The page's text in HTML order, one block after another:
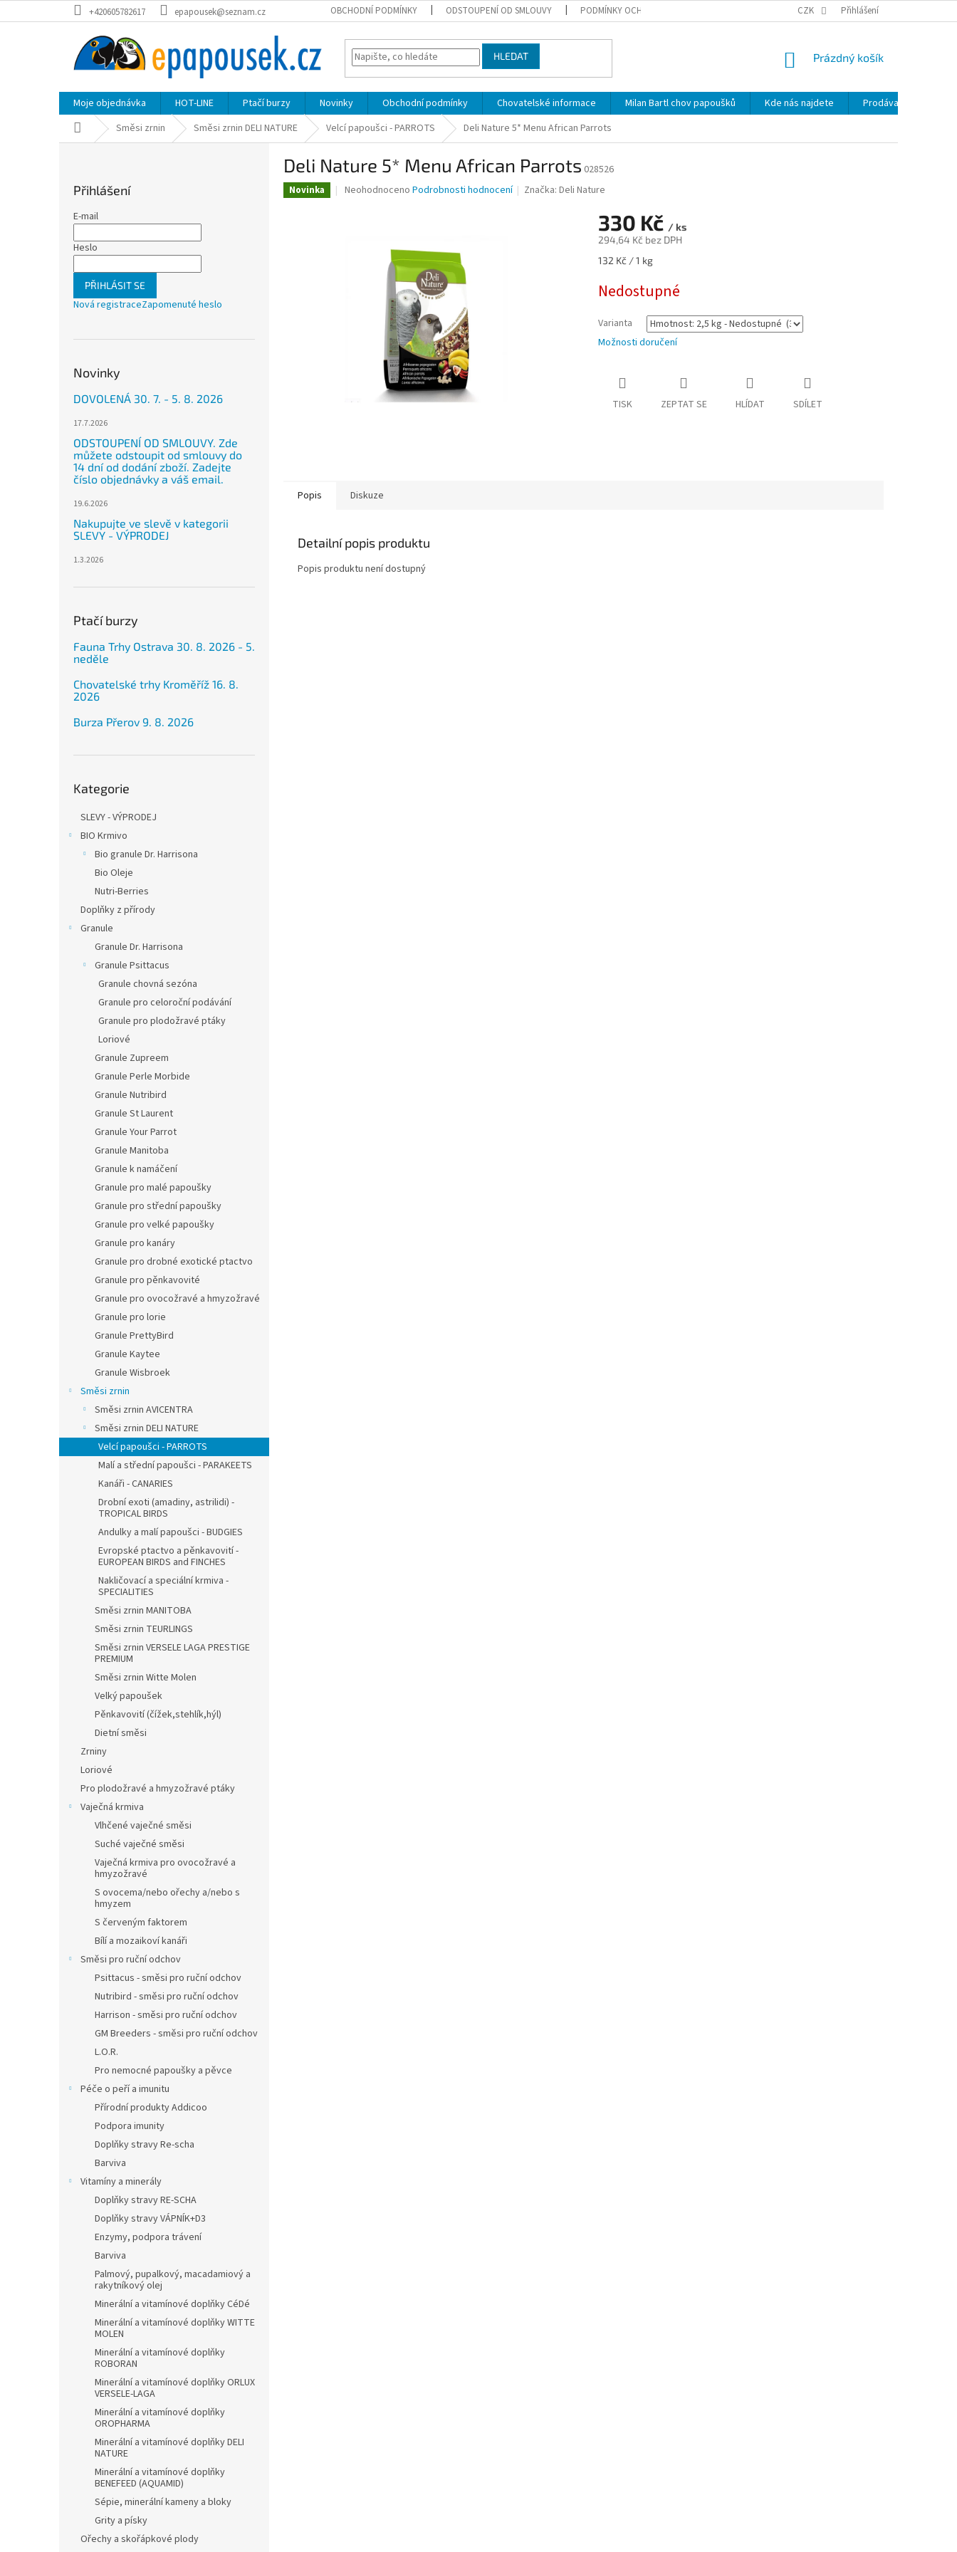
na
+420605782617 epapousek@seznam.cz OBCHODNÍ PODMÍNKY ODSTOUPENÍ OD SMLOUVY PODMÍNKY OCHRANY OSOBNÍCH ÚDAJŮ NOVINKY MAPA SERVERU
CZK Přihlášení
HLEDAT
NÁKUPNÍ
Prázdný košík
Moje objednávka HOT-LINE Ptačí burzy Novinky Obchodní podmínky Chovatelské informace Milan Bartl chov papoušků Kde nás najdete
Prodávané značky
Domů Směsi zrnin Směsi zrnin DELI NATURE Velcí papoušci - PARROTS Deli Nature 5* Menu African Parrots
Přihlášení
E-mail
Heslo
PŘIHLÁSIT SE
Nová registraceZapomenuté heslo
Novinky
DOVOLENÁ 30. 7. - 5. 8. 2026
17.7.2026
ODSTOUPENÍ OD SMLOUVY. Zde
můžete odstoupit od smlouvy do
14 dní od dodání zboží. Zadejte
číslo objednávky a váš email.
19.6.2026
Nakupujte ve slevě v kategorii
SLEVY - VÝPRODEJ
1.3.2026
Ptačí burzy
Fauna Trhy Ostrava 30. 8. 2026 - 5.
neděle
Chovatelské trhy Kroměříž 16. 8.
2026
Burza Přerov 9. 8. 2026
kategorie
Kategorie
SLEVY - VÝPRODEJ
BIO Krmivo
Bio granule Dr. Harrisona
Bio Oleje
Nutri-Berries
Doplňky z přírody
Granule
Granule Dr. Harrisona
Granule Psittacus
Granule chovná sezóna
Granule pro celoroční podávání
Granule pro plodožravé ptáky
Loriové
Granule Zupreem
Granule Perle Morbide
Granule Nutribird
Granule St Laurent
Granule Your Parrot
Granule Manitoba
Granule k namáčení
Granule pro malé papoušky
Granule pro střední papoušky
Granule pro velké papoušky
Granule pro kanáry
Granule pro drobné exotické ptactvo
Granule pro pěnkavovité
Granule pro ovocožravé a hmyzožravé
Granule pro lorie
Granule PrettyBird
Granule Kaytee
Granule Wisbroek
Směsi zrnin
Směsi zrnin AVICENTRA
Směsi zrnin DELI NATURE
Velcí papoušci - PARROTS
Malí a střední papoušci - PARAKEETS
Kanáři - CANARIES
Drobní exoti (amadiny, astrilidi) -
TROPICAL BIRDS
Andulky a malí papoušci - BUDGIES
Evropské ptactvo a pěnkavovití -
EUROPEAN BIRDS and FINCHES
Nakličovací a speciální krmiva -
SPECIALITIES
Směsi zrnin MANITOBA
Směsi zrnin TEURLINGS
Směsi zrnin VERSELE LAGA PRESTIGE
PREMIUM
Směsi zrnin Witte Molen
Velký papoušek
Pěnkavovití (čížek,stehlík,hýl)
Dietní směsi
Zrniny
Loriové
Pro plodožravé a hmyzožravé ptáky
Vaječná krmiva
Vlhčené vaječné směsi
Suché vaječné směsi
Vaječná krmiva pro ovocožravé a
hmyzožravé
S ovocema/nebo ořechy a/nebo s
hmyzem
S červeným faktorem
Bílí a mozaikoví kanáři
Směsi pro ruční odchov
Psittacus - směsi pro ruční odchov
Nutribird - směsi pro ruční odchov
Harrison - směsi pro ruční odchov
GM Breeders - směsi pro ruční odchov
L.O.R.
Pro nemocné papoušky a pěvce
Péče o peří a imunitu
Přírodní produkty Addicoo
Podpora imunity
Doplňky stravy Re-scha
Barviva
Vitamíny a minerály
Doplňky stravy RE-SCHA
Doplňky stravy VÁPNÍK+D3
Enzymy, podpora trávení
Barviva
Palmový, pupalkový, macadamiový a
rakytníkový olej
Minerální a vitamínové doplňky CéDé
Minerální a vitamínové doplňky WITTE
MOLEN
Minerální a vitamínové doplňky
ROBORAN
Minerální a vitamínové doplňky ORLUX
VERSELE-LAGA
Minerální a vitamínové doplňky
OROPHARMA
Minerální a vitamínové doplňky DELI
NATURE
Minerální a vitamínové doplňky
BENEFEED (AQUAMID)
Sépie, minerální kameny a bloky
Grity a písky
Ořechy a skořápkové plody
Deli Nature 5* Menu African Parrots 028526
Novinka
Průměrné
Neohodnoceno Podrobnosti hodnocení Značka:Deli Nature
330 Kč / ks
294,64 Kč bez DPH
Měrná
132 Kč / 1 kg
Nedostupné
Varianta
Možnosti doručení
TISK ZEPTAT SE HLÍDAT SDÍLET
Popis Diskuze
Detailní popis produktu
Popis produktu není dostupný